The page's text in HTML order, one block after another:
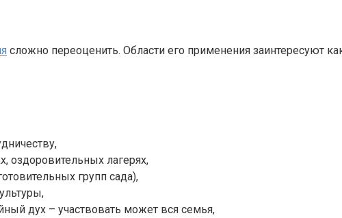
сложно переоценить. Области его применения заинтересуют
оздоровительных лагерях,
групп сада),
дух – участвовать может вся семья,